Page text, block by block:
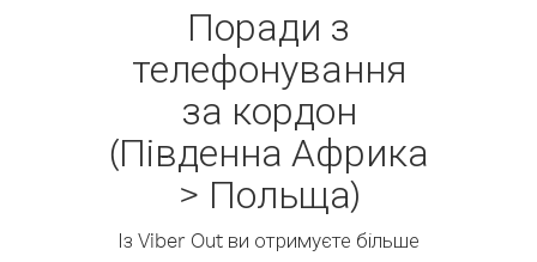
Поради з
телефонування
за кордон
(Південна Африка
> Польща)
Із Viber Out ви отримуєте більше